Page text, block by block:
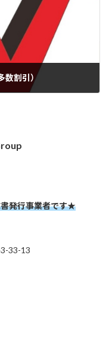
数割引）
発行事業者です★
33-13